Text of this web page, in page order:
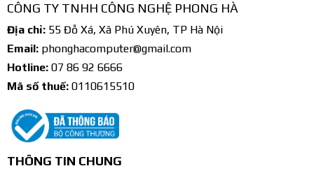
CÔNG TY TNHH CÔNG NGHỆ PHONG HÀ
Địa chỉ: 55 Đỗ Xá, Xã Phú Xuyên, TP Hà Nội
Email: phonghacomputer@gmail.com
Hotline: 07 86 92 6666
Mã số thuế: 0110615510
THÔNG TIN CHUNG